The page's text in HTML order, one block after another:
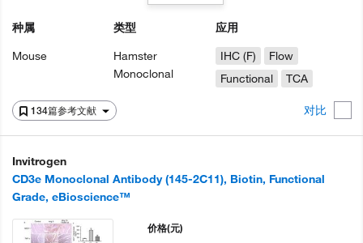
134篇参考文献 对比
种属
Mouse
类型
Hamster
Monoclonal
应用
IHC (F)
Flow
Functional
TCA
Invitrogen
CD3e Monoclonal Antibody (145-2C11), Biotin, Functional
Grade, eBioscience™
价格(元)